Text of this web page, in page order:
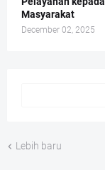
Masyarakat
December 02, 2025
Lebih baru